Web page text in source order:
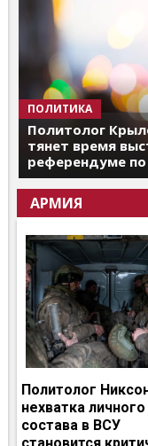
ПОЛИТИКА
Политолог
тянет время
референдуме по
АРМИЯ
Политолог
нехватка личного
состава в ВСУ